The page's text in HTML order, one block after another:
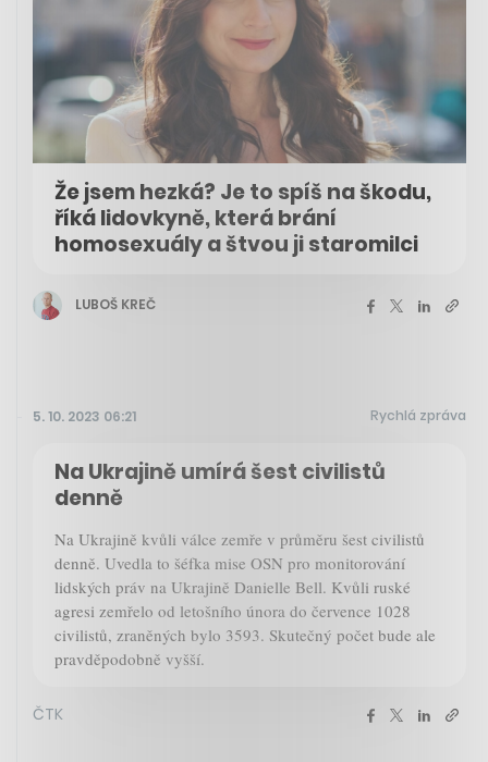
Že jsem hezká? Je to spíš na škodu,
říká lidovkyně, která brání
homosexuály a štvou ji staromilci
LUBOŠ KREČ
5. 10. 2023 06:21 Rychlá zpráva
Na Ukrajině umírá šest civilistů
denně
Na Ukrajině kvůli válce zemře v průměru šest civilistů
denně. Uvedla to šéfka mise OSN pro monitorování
lidských práv na Ukrajině Danielle Bell. Kvůli ruské
agresi zemřelo od letošního února do července 1028
civilistů, zraněných bylo 3593. Skutečný počet bude ale
pravděpodobně vyšší.
ČTK